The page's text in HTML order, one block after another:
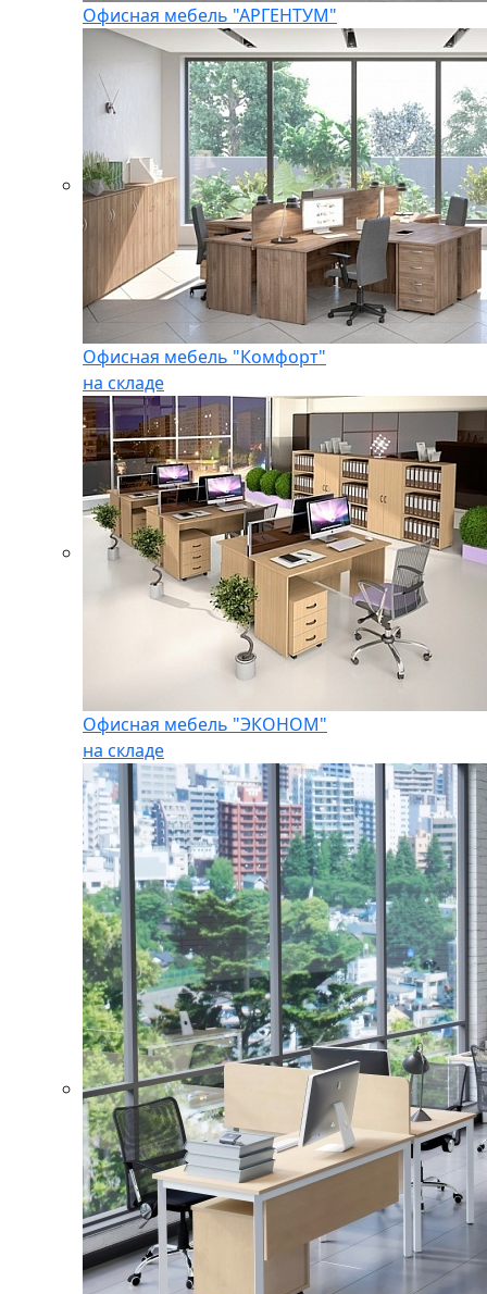
Офисная мебель "АРГЕНТУМ"
Офисная мебель "Комфорт"
на складе
Офисная мебель "ЭКОНОМ"
на складе